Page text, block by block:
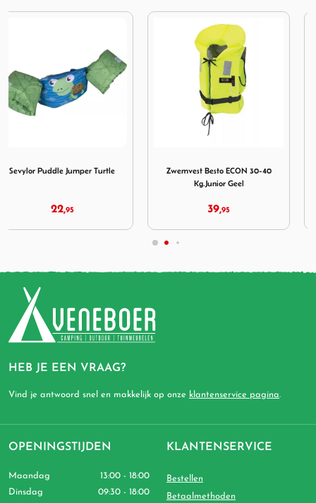
Zwemvest Besto ECON 30-40
39,
Zwemvest Besto ECON 70++kg
Extra Large
44,
HEB JE EEN VRAAG?
Vind je antwoord snel en makkelijk op onze klantenservice pagina.
OPENINGSTIJDEN
Maandag
13:00 - 18:00
Dinsdag
09:30 - 18:00
KLANTENSERVICE
Bestellen
Betaalmethoden